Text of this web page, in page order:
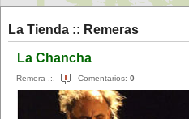
La Tienda :: Remeras
La Chancha
Remera .:. Comentarios: 0